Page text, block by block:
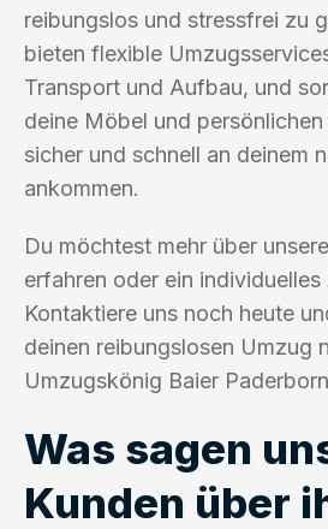
reibungslos und stressfrei zu
bieten flexible
Transport und Aufbau, und
deine Möbel und
sicher und schnell an deinem
ankommen.
Du möchtest mehr über
erfahren oder ein
Kontaktiere uns noch heute
deinen reibungslosen Umzug
Umzugskönig Baier
Was sagen
Kunden über